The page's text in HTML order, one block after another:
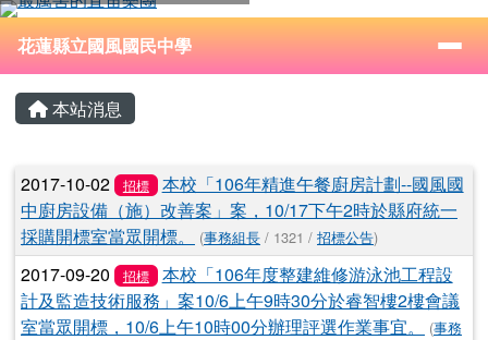
跳至主內容區
花蓮縣立國風國民中學
⏸
導覽列
花蓮縣立國風國民中學
主內容區域
本站消息
文章列表
2017-10-02 招標
本校「106年精進午餐廚房計劃--國風國
中廚房設備（施）改善案」案，10/17下午2時於縣府統一
採購開標室當眾開標。
(事務組長 / 1321 / 招標公告)
2017-09-20 招標
本校「106年度整建維修游泳池工程設
計及監造技術服務」案10/6上午9時30分於睿智樓2樓會議
室當眾開標，10/6上午10時00分辦理評選作業事宜。
(事務
頁尾區域